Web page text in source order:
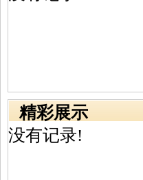
精彩展示
没有记录!